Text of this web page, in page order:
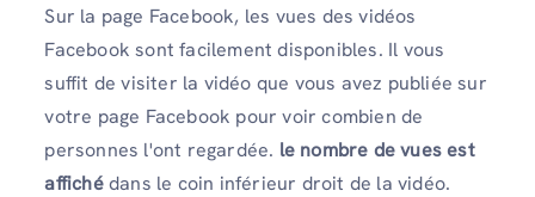
Sur la page Facebook, les vues des vidéos
Facebook sont facilement disponibles. Il vous
suffit de visiter la vidéo que vous avez publiée sur
votre page Facebook pour voir combien de
personnes l'ont regardée. le nombre de vues est
affichédans le coin inférieur droit de la vidéo.